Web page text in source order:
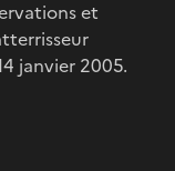
et
janvier 2005.